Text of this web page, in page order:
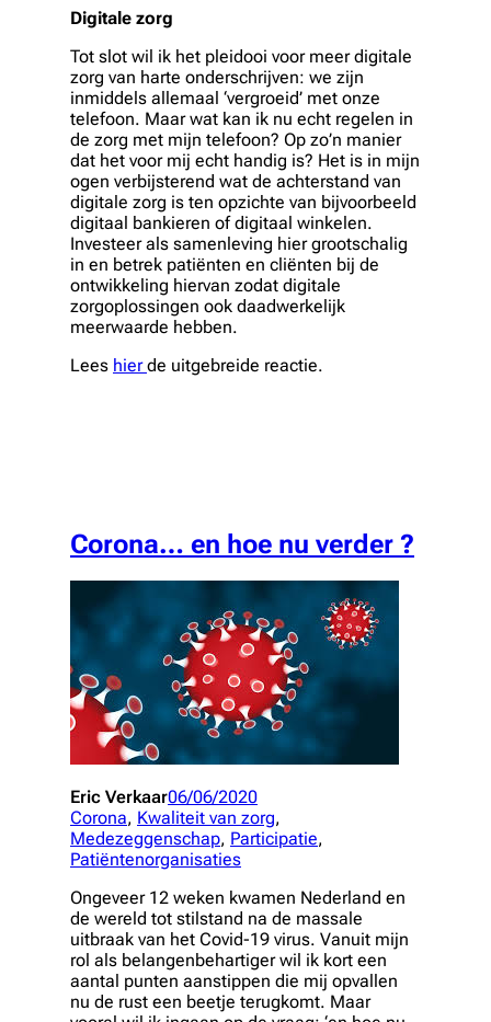
Digitale zorg
Tot slot wil ik het pleidooi voor meer digitale
zorg van harte onderschrijven: we zijn
inmiddels allemaal ‘vergroeid’ met onze
telefoon. Maar wat kan ik nu echt regelen in
de zorg met mijn telefoon? Op zo’n manier
dat het voor mij echt handig is? Het is in mijn
ogen verbijsterend wat de achterstand van
digitale zorg is ten opzichte van bijvoorbeeld
digitaal bankieren of digitaal winkelen.
Investeer als samenleving hier grootschalig
in en betrek patiënten en cliënten bij de
ontwikkeling hiervan zodat digitale
zorgoplossingen ook daadwerkelijk
meerwaarde hebben.
Lees hierde uitgebreide reactie.
Corona… en hoe nu verder ?
Eric Verkaar06/06/2020
Corona, Kwaliteit van zorg
Medezeggenschap, Participatie
Patiëntenorganisaties
Ongeveer 12 weken kwamen Nederland en
de wereld tot stilstand na de massale
uitbraak van het Covid-19 virus. Vanuit mijn
rol als belangenbehartiger wil ik kort een
aantal punten aanstippen die mij opvallen
nu de rust een beetje terugkomt. Maar